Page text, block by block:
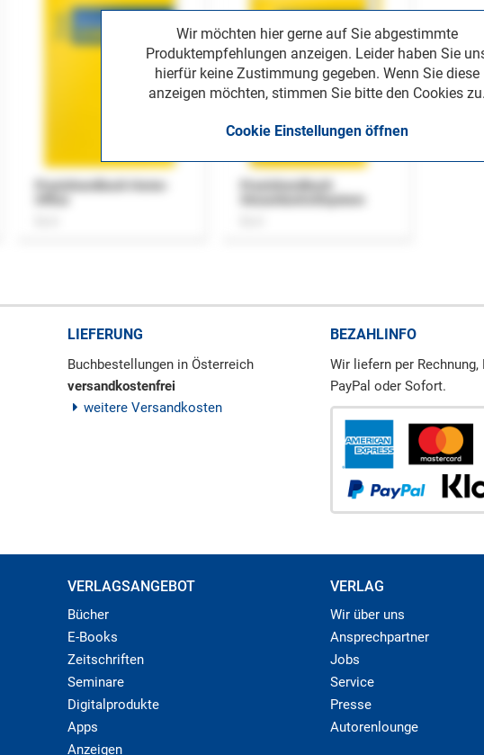
Wir möchten hier gerne auf Sie abgestimmte
Produktempfehlungen anzeigen. Leider haben Sie
hierfür keine Zustimmung gegeben. Wenn Sie diese
anzeigen möchten, stimmen Sie bitte den Cookies zu.
Cookie Einstellungen öffnen
Praxishandbuch Home-
Praxishandbuch
LIEFERUNG
Buchbestellungen in Österreich
versandkostenfrei
weitere Versandkosten
BEZAHLINFO
Wir liefern per Rechnung,
PayPal oder Sofort.
VERLAGSANGEBOT
Bücher
E-Books
Zeitschriften
Seminare
Digitalprodukte
Apps
Anzeigen
VERLAG
Wir über uns
Ansprechpartner
Jobs
Service
Presse
Autorenlounge